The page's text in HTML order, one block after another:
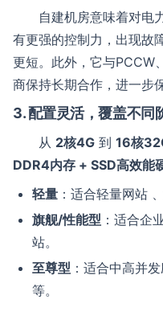
自建机房意味着对电
有更强的控制力，出现故
更短。此外，它与PCCW
商保持长期合作，进一步
3. 配置灵活，覆盖不同
从 2核4G 到 16核
DDR4内存 + SSD高效能
轻量 ：适合轻量网站
旗舰/性能型 ：适合企
站。
至尊型 ：适合中高并
等。